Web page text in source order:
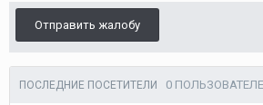
Отправить жалобу
ПОСЛЕДНИЕ ПОСЕТИТЕЛИ 0